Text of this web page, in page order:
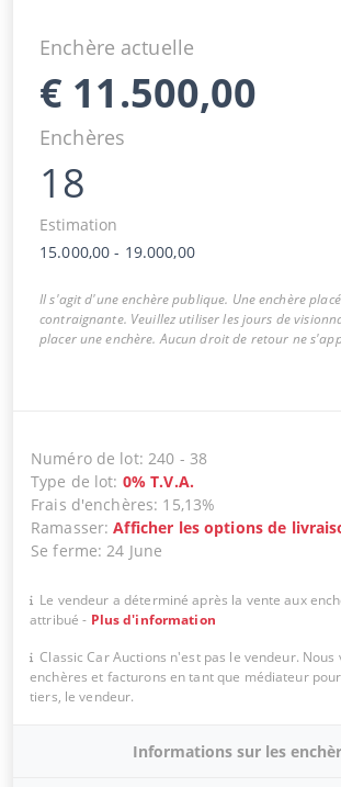
Enchère actuelle
€ 11.500,00
Enchères
18
Estimation
15.000,00 - 19.000,00
Il s'agit d'une enchère publique. Une enchère
contraignante. Veuillez utiliser les jours de
placer une enchère. Aucun droit de retour ne
Numéro de lot:240 - 38
Type de lot: 0% T.V.A.
Frais d'enchères: 15,13%
Ramasser:Afficher les options de
Se ferme:24 June
Le vendeur a déterminé après la vente aux
attribué - Plus d'information
Classic Car Auctions n'est pas le vendeur. Nous
enchères et facturons en tant que médiateur
tiers, le vendeur.
Informations sur les